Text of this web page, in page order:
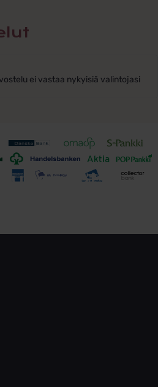
ei vastaa nykyisiä valintojasi